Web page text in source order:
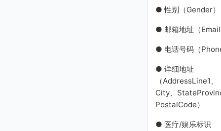
● 性别（Gender）
● 邮箱地址（
● 电话号码（
● 详细地址
（AddressLine1、
City、
PostalCode）
● 医疗/娱乐标识